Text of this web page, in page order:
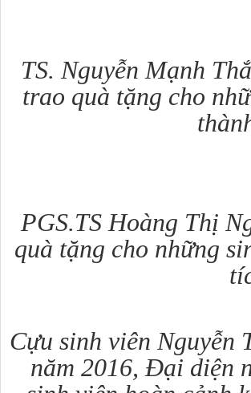
TS. Nguyễn Mạnh
trao quà tặng cho
PGS.TS Hoàng Thị
quà tặng cho những
Cựu sinh viên Nguyễn
năm 2016, Đại diện